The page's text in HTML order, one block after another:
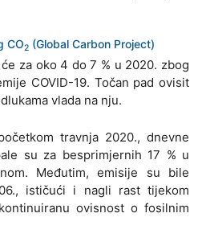
CO2 (Global Carbon Project)
za oko 4 do 7 % u 2020. zbog
COVID-19. Točan pad ovisit
vlada na nju.
travnja 2020., dnevne
su za besprimjernih 17 % u
Međutim, emisije su bile
ističući i nagli rast tijekom
ovisnost o fosilnim